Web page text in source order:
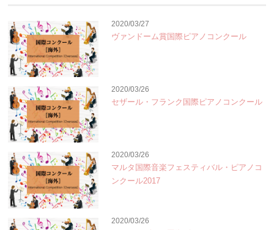
2020/03/27
ヴァンドーム賞国際ピアノコンクール
2020/03/26
セザール・フランク国際ピアノコンクール
2020/03/26
マルタ国際音楽フェスティバル・ピアノコ
ンクール2017
2020/03/26